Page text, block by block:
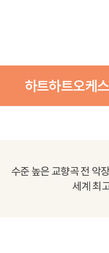
하트하트오케
수준 높은 교향곡 전 악
세계 최